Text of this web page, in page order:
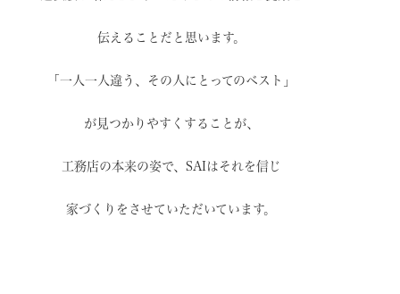
伝えることだと思います。
「一人一人違う、その人にとってのベスト」
が見つかりやすくすることが、
工務店の本来の姿で、 SAIはそれを信じ
家づくりをさせていただいています。